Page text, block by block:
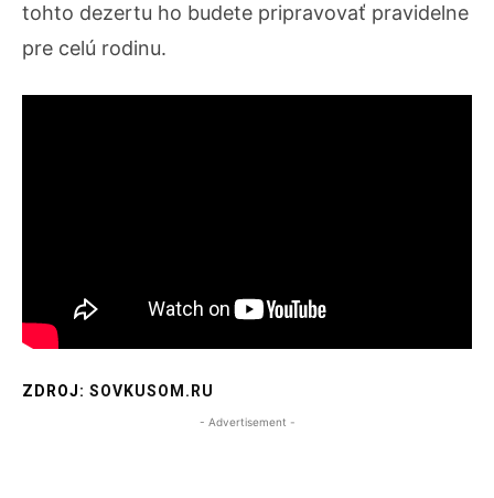
tohto dezertu ho budete pripravovať pravidelne
pre celú rodinu.
ZDROJ: SOVKUSOM.RU
- Advertisement -